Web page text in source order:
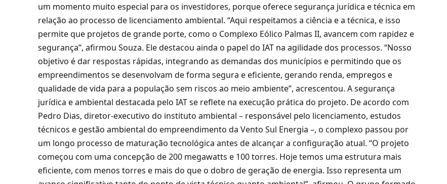
um momento muito especial para os investidores, porque oferece segurança jurídica e técnica em
relação ao processo de licenciamento ambiental. “Aqui respeitamos a ciência e a técnica, e isso
permite que projetos de grande porte, como o Complexo Eólico Palmas II, avancem com rapidez e
segurança”, afirmou Souza. Ele destacou ainda o papel do IAT na agilidade dos processos. “Nosso
objetivo é dar respostas rápidas, integrando as demandas dos municípios e permitindo que os
empreendimentos se desenvolvam de forma segura e eficiente, gerando renda, empregos e
qualidade de vida para a população sem riscos ao meio ambiente”, acrescentou. A segurança
jurídica e ambiental destacada pelo IAT se reflete na execução prática do projeto. De acordo com
Pedro Dias, diretor-executivo do instituto ambiental – responsável pelo licenciamento, estudos
técnicos e gestão ambiental do empreendimento da Vento Sul Energia –, o complexo passou por
um longo processo de maturação tecnológica antes de alcançar a configuração atual. “O projeto
começou com uma concepção de 200 megawatts e 100 torres. Hoje temos uma estrutura mais
eficiente, com menos torres e mais do que o dobro de geração de energia. Isso representa um